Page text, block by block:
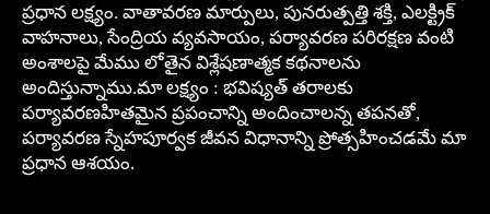
ప్రధాన లక్ష్యం. వాతావరణ మార్పులు, పునరుత్పత్తి శక్తి, ఎలక్ట్రిక్
వాహనాలు, సేంద్రియ వ్యవసాయం, పర్యావరణ పరిరక్షణ వంటి
అంశాలపై మేము లోతైన విశ్లేషణాత్మక కథనాలను
అందిస్తున్నాము.మా లక్ష్యం : భవిష్యత్ తరాలకు
పర్యావరణహితమైన ప్రపంచాన్ని అందించాలన్న తపనతో,
పర్యావరణ స్నేహపూర్వక జీవన విధానాన్ని ప్రోత్సహించడమే మా
ప్రధాన ఆశయం.